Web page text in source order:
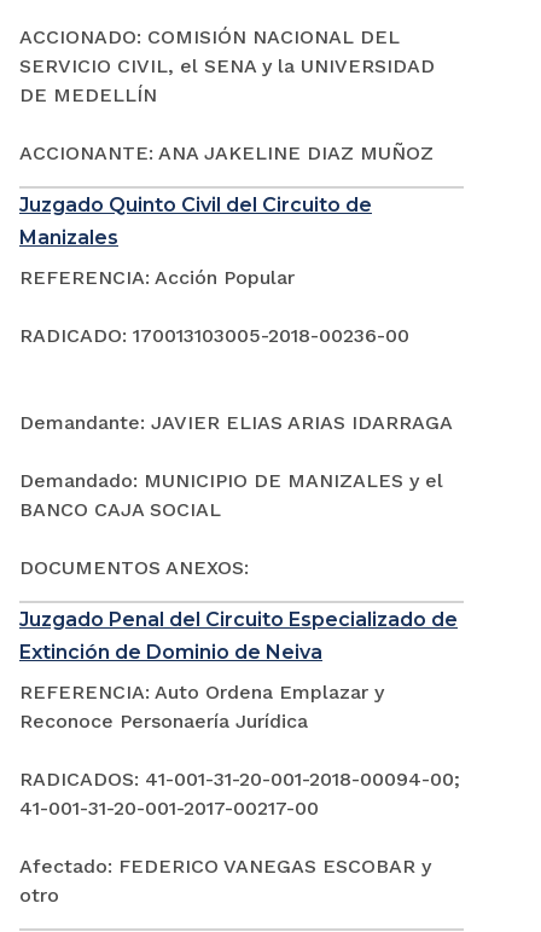
ACCIONADO: COMISIÓN NACIONAL DEL
SERVICIO CIVIL, el SENA y la UNIVERSIDAD
DE MEDELLÍN
ACCIONANTE: ANA JAKELINE DIAZ MUÑOZ
Juzgado Quinto Civil del Circuito de
Manizales
REFERENCIA: Acción Popular
RADICADO: 170013103005-2018-00236-00
Demandante: JAVIER ELIAS ARIAS IDARRAGA
Demandado: MUNICIPIO DE MANIZALES y el
BANCO CAJA SOCIAL
DOCUMENTOS ANEXOS:
Juzgado Penal del Circuito Especializado de
Extinción de Dominio de Neiva
REFERENCIA: Auto Ordena Emplazar y
Reconoce Personaería Jurídica
RADICADOS: 41-001-31-20-001-2018-00094-00;
41-001-31-20-001-2017-00217-00
Afectado: FEDERICO VANEGAS ESCOBAR y
otro